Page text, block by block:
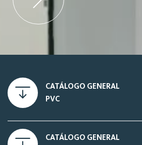
CATÁLOGO GENERAL
PVC
CATÁLOGO GENERAL